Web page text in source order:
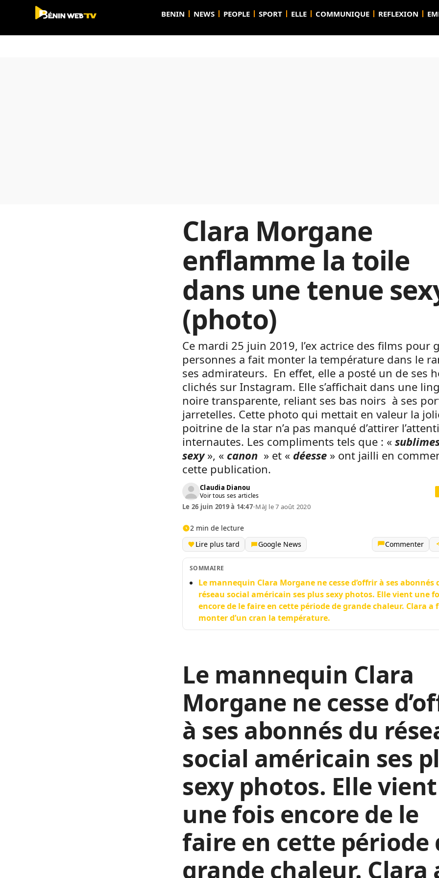
BENIN NEWS PEOPLE SPORT ELLE COMMUNIQUE REFLEXION
Clara Morgane
enflamme la toile
dans une tenue
(photo)
Ce mardi 25 juin 2019, l’ex actrice des films pour
personnes a fait monter la température dans le
ses admirateurs. En effet, elle a posté un de ses
clichés sur Instagram. Elle s’affichait dans une
noire transparente, reliant ses bas noirs à ses
jarretelles. Cette photo qui mettait en valeur la
poitrine de la star n’a pas manqué d’attirer
internautes. Les compliments tels que : «
sexy», « canon » et « déesse » ont jailli en
cette publication.
Claudia Dianou
Voir tous ses articles
Le 26 juin 2019 à 14:47•MàJ le 7 août 2020
2 min de lecture
Lire plus tard
Google News Commenter
SOMMAIRE
Le mannequin Clara Morgane ne cesse d’offrir à ses abonnés
réseau social américain ses plus sexy photos. Elle vient une
encore de le faire en cette période de grande chaleur. Clara a
monter d’un cran la température.
Le mannequin Clara
Morgane ne cesse
à ses abonnés du
social américain ses
sexy photos. Elle vient
une fois encore de le
faire en cette période
grande chaleur. Clara